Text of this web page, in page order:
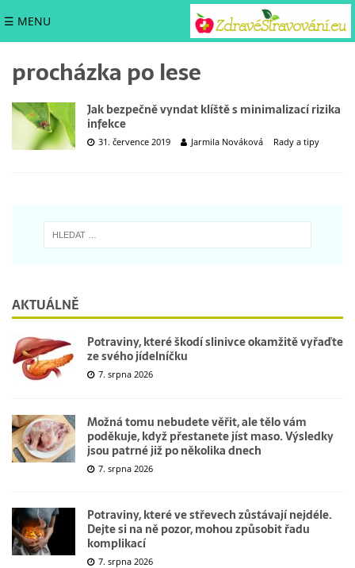
☰ MENU
procházka po lese
Jak bezpečně vyndat klíště s minimalizací rizika
infekce
31. července 2019 Jarmila Nováková Rady a tipy
AKTUÁLNĚ
Potraviny, které škodí slinivce okamžitě vyřaďte
ze svého jídelníčku
7. srpna 2026
Možná tomu nebudete věřit, ale tělo vám
poděkuje, když přestanete jíst maso. Výsledky
jsou patrné již po několika dnech
7. srpna 2026
Potraviny, které ve střevech zůstávají nejdéle.
Dejte si na ně pozor, mohou způsobit řadu
komplikací
7. srpna 2026